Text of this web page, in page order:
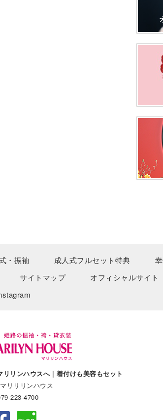
・振袖 成人式フルセット特典
サイトマップ オフィシャルサイト
リンハウスへ｜着付けも美容もセット
リリリンハウス
223-4700